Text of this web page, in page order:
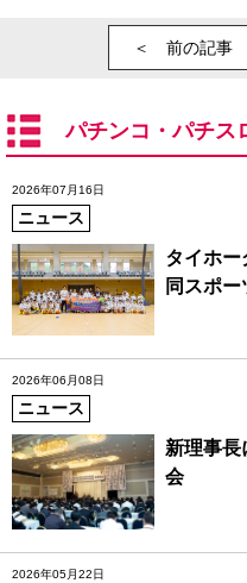
＜ 前の記事
パチンコ・パチス
2026年07月16日
ニュース
タイホー
同スポ
2026年06月08日
ニュース
新理事長
会
2026年05月22日